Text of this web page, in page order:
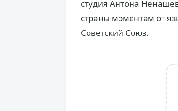
студия Антона
страны моментам от
Советский Союз.